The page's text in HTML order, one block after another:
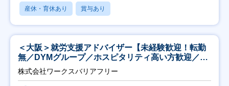
産休・育休あり 賞与あり
＜大阪＞就労支援アドバイザー【未経験歓迎！転勤
無／DYMグループ／ホスピタリティ高い方歓迎／土
日祝】
株式会社ワークスバリアフリー